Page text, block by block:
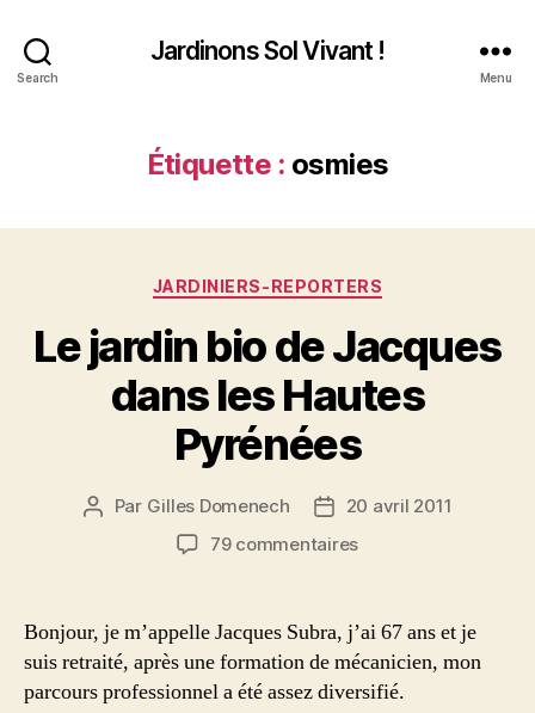
Search
Jardinons Sol Vivant !
Menu
Étiquette : osmies
Catégories
JARDINIERS-REPORTERS
Le jardin bio de Jacques
dans les Hautes
Pyrénées
Auteur
Par Gilles Domenech
Date
de
20 avril 2011
79 commentairessur
bio
Jacques
dans
Bonjour, je m’appelle Jacques Subra, j’ai 67 ans et je
suis retraité, après une formation de mécanicien, mon
parcours professionnel a été assez diversifié.